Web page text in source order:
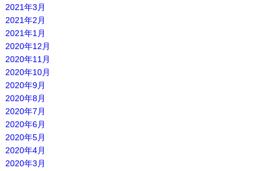
2021年3月
2021年2月
2021年1月
2020年12月
2020年11月
2020年10月
2020年9月
2020年8月
2020年7月
2020年6月
2020年5月
2020年4月
2020年3月